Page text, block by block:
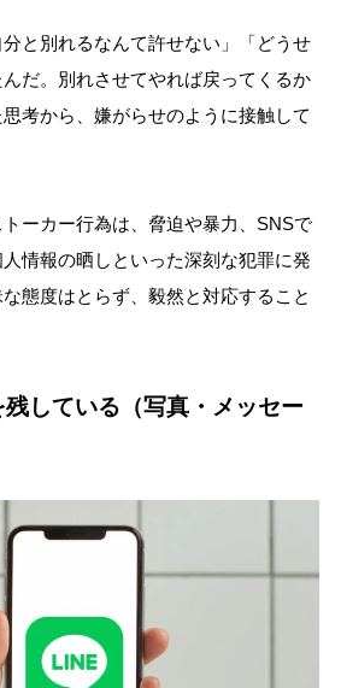
と別れるなんて許せない」「どうせ
だ。別れさせてやれば戻ってくるか
考から、嫌がらせのように接触して
ーカー行為は、脅迫や暴力、SNSで
情報の晒しといった深刻な犯罪に発
態度はとらず、毅然と対応すること
している（写真・メッセー